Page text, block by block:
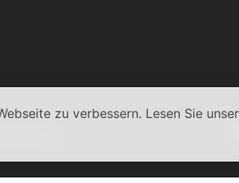
zu verbessern. Lesen Sie